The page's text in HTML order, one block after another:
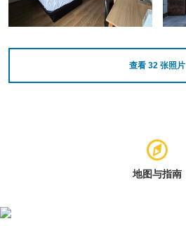
查看 32 张照片
地图与指南